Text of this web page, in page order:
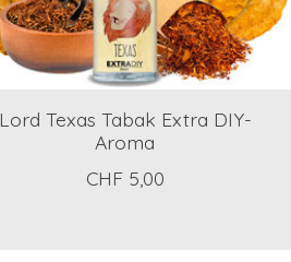
Lord Texas Tabak Extra DIY-
Aroma
CHF 5,00